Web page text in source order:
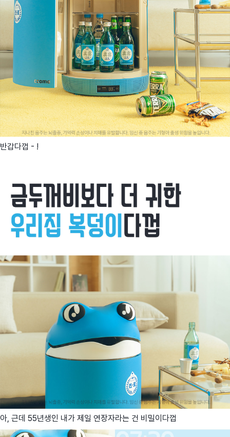
반갑다껍 - !
아, 근데 55년생인 내가 제일 연장자라는 건 비밀이다껍